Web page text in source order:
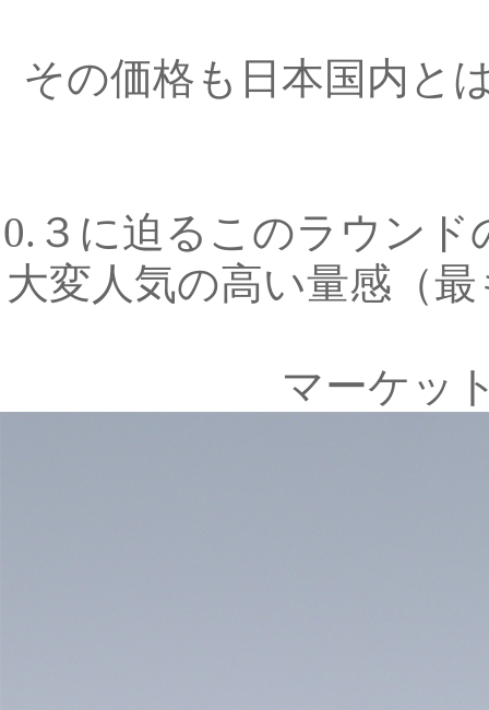
その価格も日本国内と
0.３に迫るこのラウン
大変人気の高い量感（
マーケッ